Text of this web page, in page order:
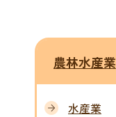
農林水産業
水産業